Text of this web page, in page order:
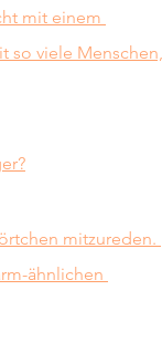
mit einem
so viele Menschen,
mitzureden.
ähnlichen